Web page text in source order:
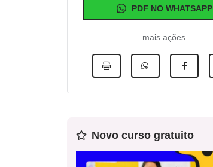
PDF NO WHATSAPP
mais ações
Novo curso gratuito